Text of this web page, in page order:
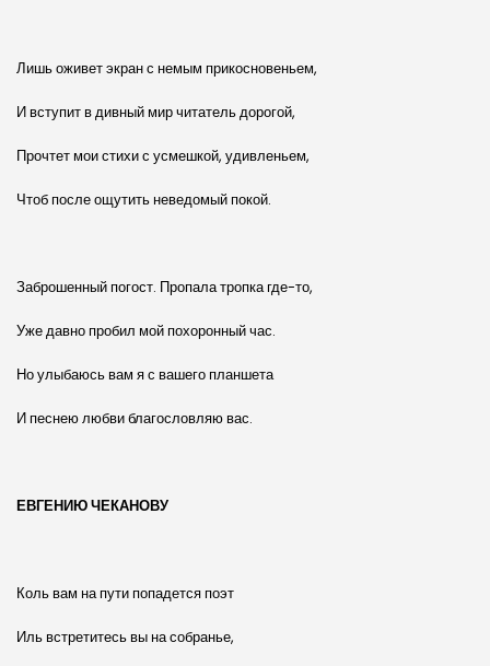
Лишь оживет экран с немым прикосновеньем,
И вступит в дивный мир читатель дорогой,
Прочтет мои стихи с усмешкой, удивленьем,
Чтоб после ощутить неведомый покой.
Заброшенный погост. Пропала тропка где-то,
Уже давно пробил мой похоронный час.
Но улыбаюсь вам я с вашего планшета
И песнею любви благословляю вас.
ЕВГЕНИЮ ЧЕКАНОВУ
Коль вам на пути попадется поэт
Иль встретитесь вы на собранье,